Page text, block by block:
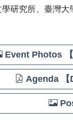
研究所、臺灣
Event Photos
Agenda 【